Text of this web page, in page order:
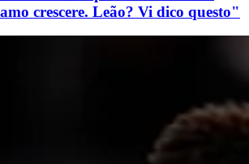
crescere. Leão? Vi dico questo"